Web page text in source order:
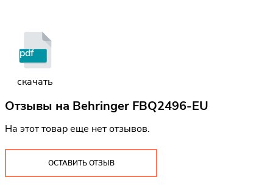
pdf
скачать
Отзывы на Behringer FBQ2496-EU
На этот товар еще нет отзывов.
ОСТАВИТЬ ОТЗЫВ